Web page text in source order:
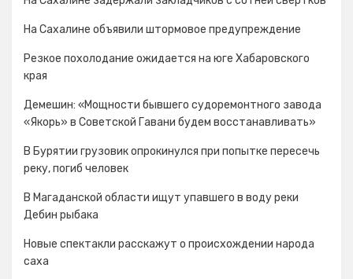
На Сахалине объявили штормовое предупреждение
Резкое похолодание ожидается на юге Хабаровского
края
Демешин: «Мощности бывшего судоремонтного завода
«Якорь» в Советской Гавани будем восстанавливать»
В Бурятии грузовик опрокинулся при попытке пересечь
реку, погиб человек
В Магаданской области ищут упавшего в воду реки
Дебин рыбака
Новые спектакли расскажут о происхождении народа
cаха